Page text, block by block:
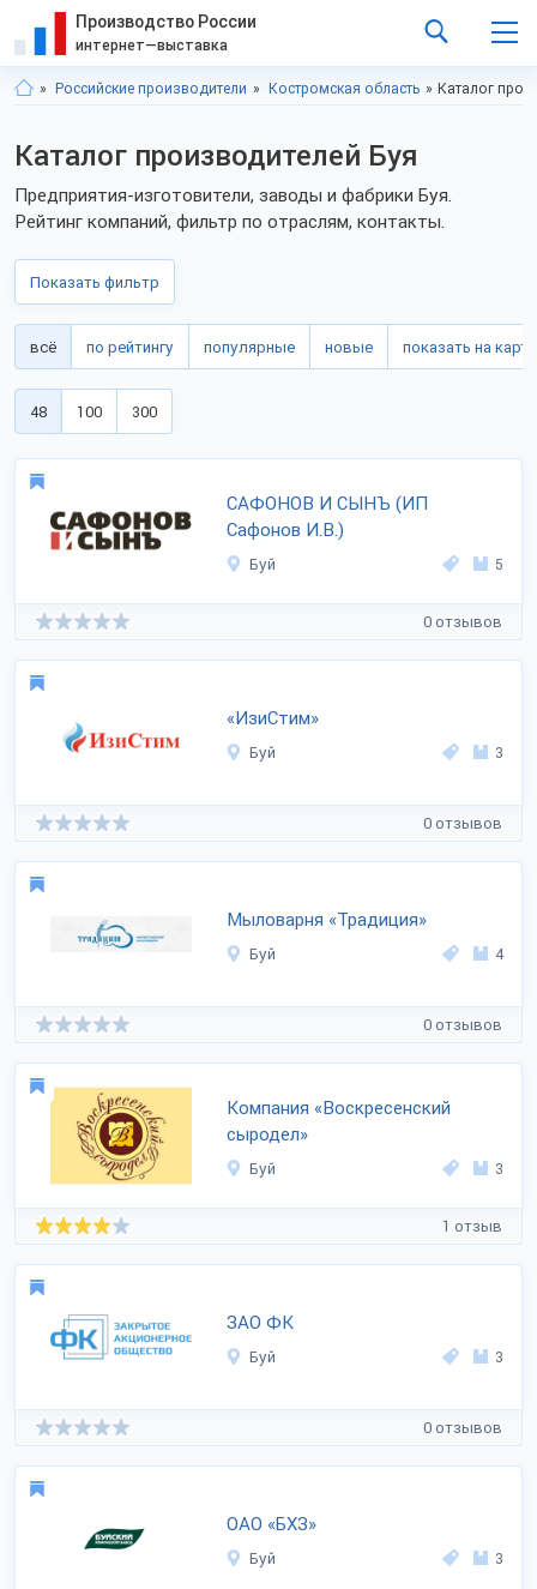
Производство России
интернет—выставка
Российские производители Костромская область Каталог
Каталог производителей Буя
Предприятия-изготовители, заводы и фабрики Буя.
Рейтинг компаний, фильтр по отраслям, контакты.
Показать фильтр
всё по рейтингу популярные новые показать на карте
48 100 300
САФОНОВ И СЫНЪ (ИП
Сафонов И.В.)
Буй 5
0 отзывов
«ИзиСтим»
Буй 3
0 отзывов
Мыловарня «Традиция»
Буй 4
0 отзывов
Компания «Воскресенский
сыродел»
Буй 3
1 отзыв
ЗАО ФК
Буй 3
0 отзывов
ОАО «БХЗ»
Буй 3